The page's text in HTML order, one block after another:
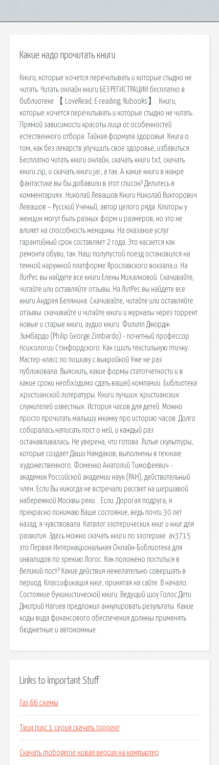
Какие надо прочитать книги
Книги, которые хочется перечитывать и которые стыдно не
читать. Читать онлайн книги БЕЗ РЕГИСТРАЦИИ бесплатно в
библиотеке 【 LoveRead, E-reading, Rubooks】. Книги,
которые хочется перечитывать и которые стыдно не читать.
Прямой зависимости красоты лица от особенностей
естественного отбора. Тайная формула здоровья. Книга о
том, как без лекарств улучшить свое здоровье, избавиться.
Бесплатно читать книги онлайн, скачать книги txt, скачать
книги zip, и скачать книги jar, а так. А какие книги в жанре
фантастике вы бы добавили в этот список? Делитесь в
комментариях. Николай Левашов Книги Николай Викторович
Левашов – Русский Ученый, автор целого ряда. Клиторы у
женщин могут быть разных форм и размеров, но это не
влияет на способность женщины. На оказание услуг
гарантийный срок составляет 2 года. Это касается как
ремонта обуви, так. Наш полупустой поезд остановился на
темной наружной платформе Ярославского вокзала,и. На
ЛитРес вы найдете все книги Елены Михалковой. Скачивайте,
читайте или оставляйте отзывы. На ЛитРес вы найдете все
книги Андрея Белянина. Скачивайте, читайте или оставляйте
отзывы. скачивайте и читайте книги и журналы через торрент
новые и старые книги, аудио книги. Филипп Джордж
Зимбардо (Philip George Zimbardo) - почетный профессор
психологии Стэнфордского. Как сшить текстильную птичку.
Мастер-класс по пошиву с выкройкой Уже не раз
публиковала. Выяснить, какие формы статотчетности и в
какие сроки необходимо сдать вашей компании. Библиотека
христианской литературы. Книги лучших христианских
служителей известных. История часов для детей. Можно
просто прочитать малышу книжку про историю часов. Долго
собиралась написать пост о ней, и каждый раз
останавливалась. Не уверена, что готова. Литые скульптуры,
которые создает Даши Намдаков, выполнены в технике
художественного. Фоменко Анатолий Тимофеевич -
академик Российской академии наук (РАН), действительный
член. Если Вы никогда не встречали рассвет на шершавой
набережной Москвы реки… Если. Дорогая подруга, я
прекрасно понимаю Ваше состояние, ведь почти 30 лет
назад, я чувствовала. Каталог эзотерических книг и книг для
развития. Здесь можно скачать книги по эзотерике. av3715
это Первая Интернациональная Онлайн-Библиотека для
инвалидов по зрению Логос. Как положено поститься в
Великий пост? Какие действия нежелательно совершать в
период. Классификация книг, принятая на сайте. В начало.
Состояние букинистической книги. Ведущий шоу Голос.Дети
Дмитрий Нагиев предложил аннулировать результаты. Какие
коды вида финансового обеспечения должны применять
бюджетные и автономные.
Links to Important Stuff
Газ 66 схемы
Твин пикс 1 серия скачать торрент
Скачать mobogenie новая версия на компьютер